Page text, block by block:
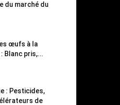
du marché du
œufs à la
Blanc pris,...
: Pesticides,
de